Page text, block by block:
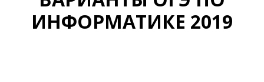
ИНФОРМАТИКЕ 2019